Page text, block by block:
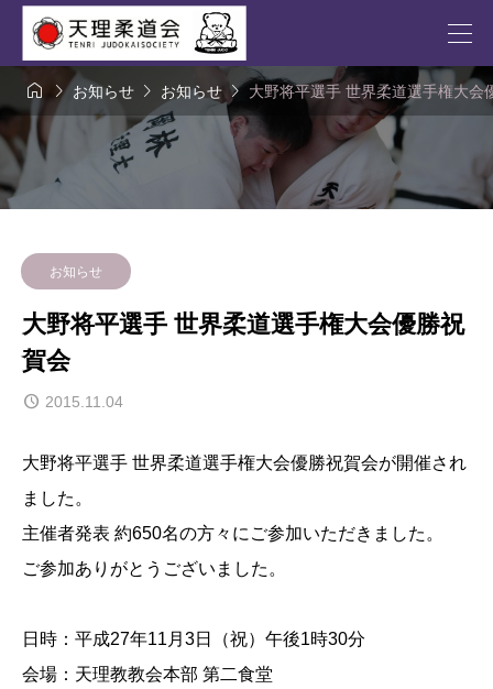
 お知らせ  お知らせ大野将平選手 世界柔道選手権大会
お知らせ
大野将平選手 世界柔道選手権大会優勝祝
賀会
2015.11.04
大野将平選手 世界柔道選手権大会優勝祝賀会が開催され
ました。
主催者発表 約650名の方々にご参加いただきました。
ご参加ありがとうございました。
日時：平成27年11月3日（祝）午後1時30分
会場：天理教教会本部 第二食堂